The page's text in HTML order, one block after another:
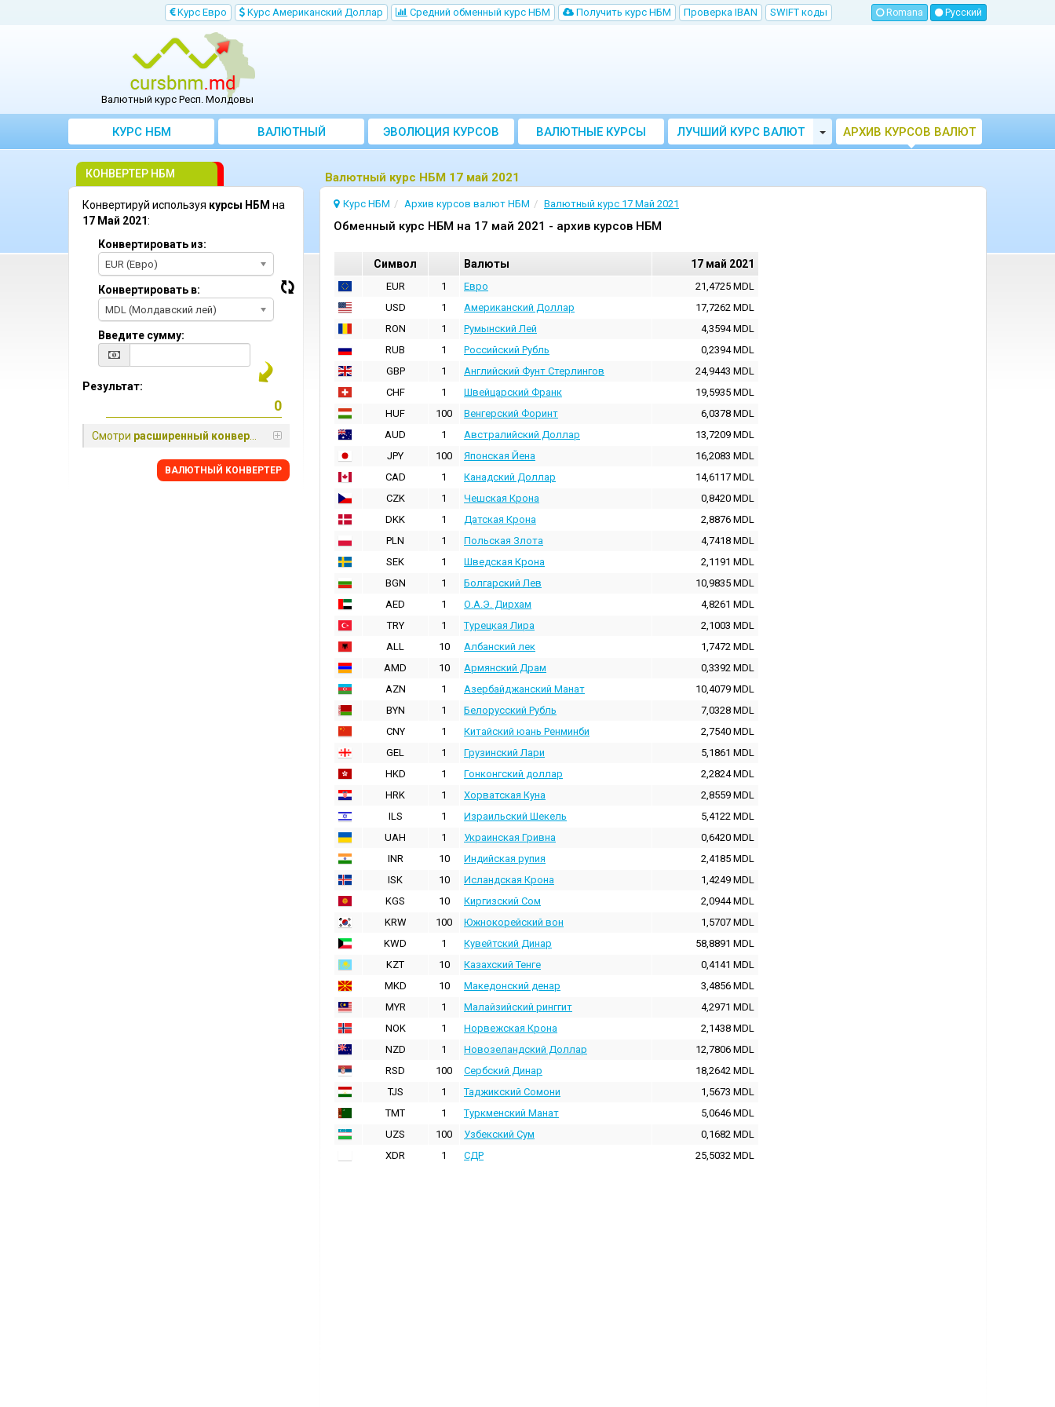
Kурс Евро Kурс Aмериканский Доллар Cредний обменный курс НБM Получить курс НБМ Проверка IBAN SWIFT коды Romana Русский
Валютный курс Респ. Молдовы
КУРС НБМ
BАЛЮТНЫЙ
KОНВЕРТЕР
ЭВОЛЮЦИЯ КУРСОВ
ВАЛЮТНЫЕ КУРСЫ
БАНКОВ
ЛУЧШИЙ КУРС ВАЛЮТ
МОЛДОВЫ
Toggle Dropdown
АРХИВ КУРСОВ ВАЛЮТ
НБМ
Bалютный курс НБМ 17 май 2021
Курс НБМ Архив курсов валют НБМ Валютный курс 17 Май 2021
Oбменный курс НБМ на 17 май 2021 - архив курсов НБМ
Cимвол Валюты 17 май 2021
EUR 1 Евро 21,4725 MDL
USD
1 Aмериканский Доллар 17,7262 MDL
RON
1 Румынский Лей 4,3594MDL
RUB
1 Российский Рубль 0,2394MDL
GBP
1 Английский Фунт Стерлингов 24,9443 MDL
CHF
1 Швейцарский Франк 19,5935 MDL
HUF
100 Венгерский Форинт 6,0378 MDL
AUD
1 Австралийский Доллар 13,7209 MDL
JPY
100 Японская Йена 16,2083 MDL
CAD
1 Канадский Доллар 14,6117 MDL
CZK
1 Чешская Крона 0,8420 MDL
DKK
1 Датская Крона 2,8876 MDL
PLN
1 Польская Злота 4,7418 MDL
SEK
1 Шведская Крона 2,1191 MDL
BGN
1 Болгарский Лев 10,9835 MDL
AED
1 О.А.Э. Дирхам 4,8261 MDL
TRY
1 Турецкая Лира 2,1003 MDL
ALL
10 Албанский лек 1,7472 MDL
AMD
10 Армянский Драм 0,3392 MDL
AZN
1 Азербайджанский Манат 10,4079 MDL
BYN
1 Белорусский Рубль 7,0328 MDL
CNY
1 Китайский юань Ренминби 2,7540 MDL
GEL
1 Грузинский Лари 5,1861 MDL
HKD
1 Гонконгский доллаp 2,2824MDL
HRK
1 Хорватская Куна 2,8559 MDL
ILS
1 Израильский Шекель 5,4122 MDL
UAH
1 Украинская Гривна 0,6420 MDL
INR
10 Индийская pупия 2,4185 MDL
ISK
10 Исландская Крона 1,4249 MDL
KGS
10 Киргизский Сом 2,0944MDL
KRW
100 Южнокорейский вон 1,5707 MDL
KWD
1 Кувейтский Динар 58,8891 MDL
KZT
10 Казахский Тенге 0,4141 MDL
MKD
10 Македонский денар 3,4856 MDL
MYR
1 Малайзийский ринггит 4,2971 MDL
NOK
1 Норвежская Крона 2,1438 MDL
NZD
1 Новозеландский Доллар 12,7806 MDL
RSD
100 Сербский Динар 18,2642 MDL
TJS
1 Таджикский Сомони 1,5673 MDL
TMT
1 Туркменский Манат 5,0646 MDL
UZS
100 Узбекский Сум 0,1682 MDL
XDR
1 СДР 25,5032 MDL
КОНВЕРТЕР НБМ
Конвертируй используя курсы НБМ на
17 Май 2021:
Конвертировать из:
EUR (Евро)
Конвертировать в:
MDL (Молдавский лей)
Введите сумму:
Результат:
Смотри расширенный конвертер
BАЛЮТНЫЙ KОНВЕРТЕР